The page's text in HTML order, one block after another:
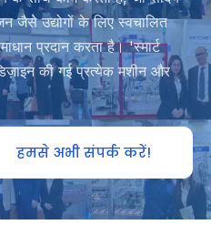
जैसे उद्योगों के लिए स्वचालित
प्रदान करता है। 'स्मार्ट
की गई प्रत्येक मशीन और
हमसे अभी संपर्क करें!